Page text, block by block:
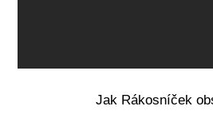
Jak Rákosníček